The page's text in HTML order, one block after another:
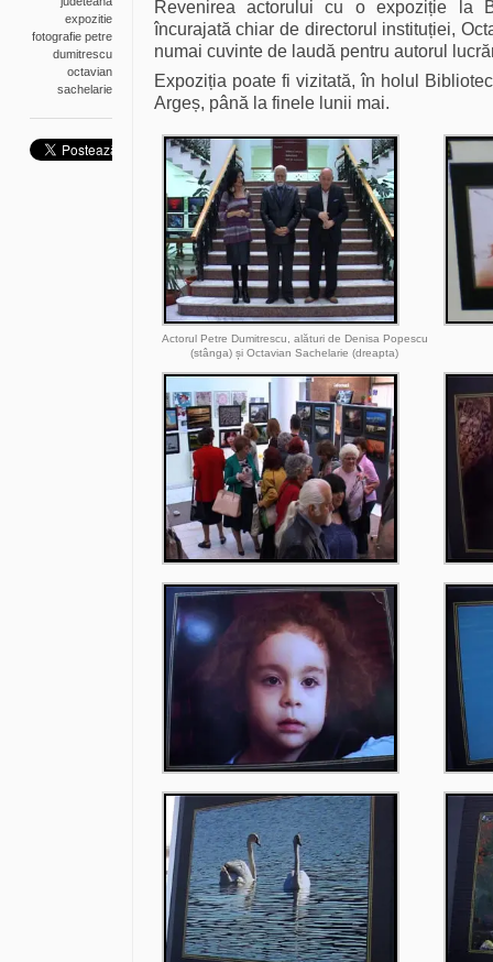
expozitie
fotografie petre
dumitrescu
octavian
sachelarie
Revenirea actorului cu o expoziție la
încurajată chiar de directorul instituției,
numai cuvinte de laudă pentru autorul
Expoziția poate fi vizitată, în holul
Argeș, până la finele lunii mai.
Actorul Petre Dumitrescu, alături de Denisa Popescu
(stânga) și Octavian Sachelarie (dreapta)